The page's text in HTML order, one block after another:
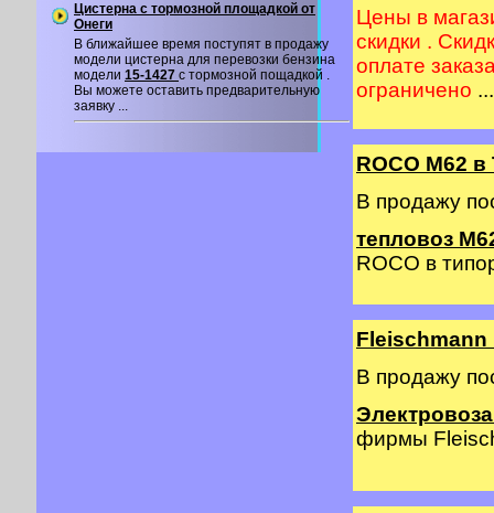
Цистерна с тормозной площадкой от
Онеги
В ближайшее время поступят в продажу
модели цистерна для перевозки бензина
модели 15-1427 с тормозной пощадкой .
Вы можете оставить предварительную
заявку ...
Цены в
скидки .
оплате
ограничено ...
ROCO M62 в
В продажу
тепловоз
ROCO в
Fleischmann
В продажу
фирмы